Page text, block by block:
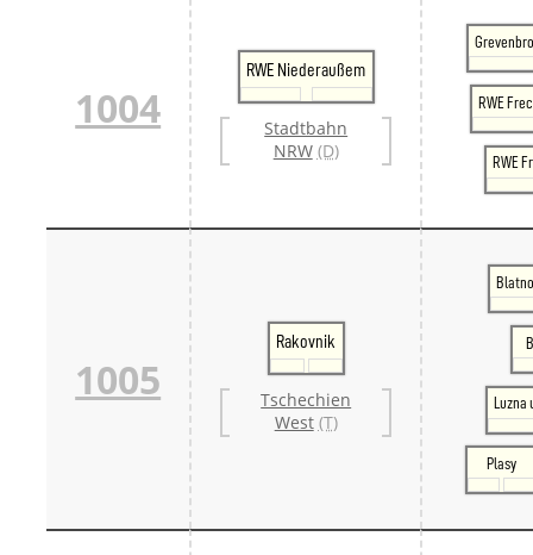
1004
RWE Niederaußem
Stadtbahn
NRW (D)
RWE
RWE
1005
Rakovnik
Tschechien
West (T)
Plasy